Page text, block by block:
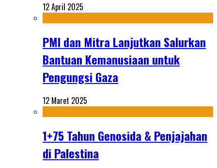
12 April 2025
PMI dan Mitra Lanjutkan Salurkan
Bantuan Kemanusiaan untuk
Pengungsi Gaza
12 Maret 2025
1+75 Tahun Genosida & Penjajahan
di Palestina